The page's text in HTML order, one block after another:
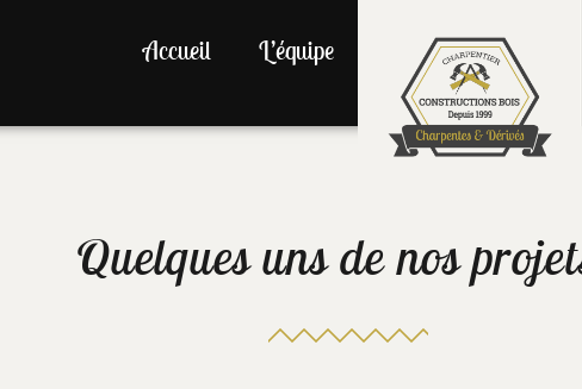
Accueil L’équipe
Quelques uns de nos